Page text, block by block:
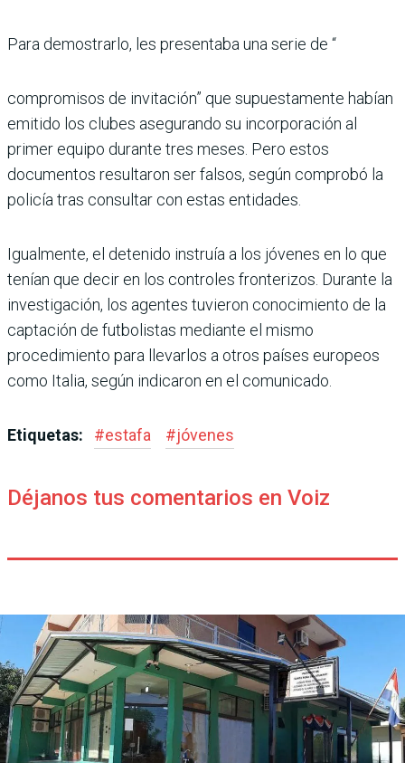
Para demostrarlo, les presentaba una serie de “
compromisos de invitación” que supuestamente habían
emitido los clubes asegurando su incorporación al
primer equipo durante tres meses. Pero estos
documentos resultaron ser falsos, según comprobó la
policía tras consultar con estas entidades.
Igualmente, el detenido instruía a los jóvenes en lo que
tenían que decir en los controles fronterizos. Durante la
investigación, los agentes tuvieron conocimiento de la
captación de futbolistas mediante el mismo
procedimiento para llevarlos a otros países europeos
como Italia, según indicaron en el comunicado.
Etiquetas: #estafa #jóvenes
Déjanos tus comentarios en Voiz